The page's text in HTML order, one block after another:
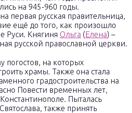
на 945-960 годы.
первая русская правительница,
ещё до того, как произошло
Руси. Княгиня Ольга (Елена) –
русской православной церкви.
погостов, на которых
храмы. Также она стала
градостроительства на
Повести временных лет,
Пыталась
также принять